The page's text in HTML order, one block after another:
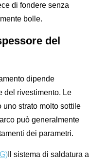
di fondere senza
bolle.
del
dipende
del rivestimento. Le
uno strato molto sottile
può generalmente
dei parametri.
Il sistema di saldatura a